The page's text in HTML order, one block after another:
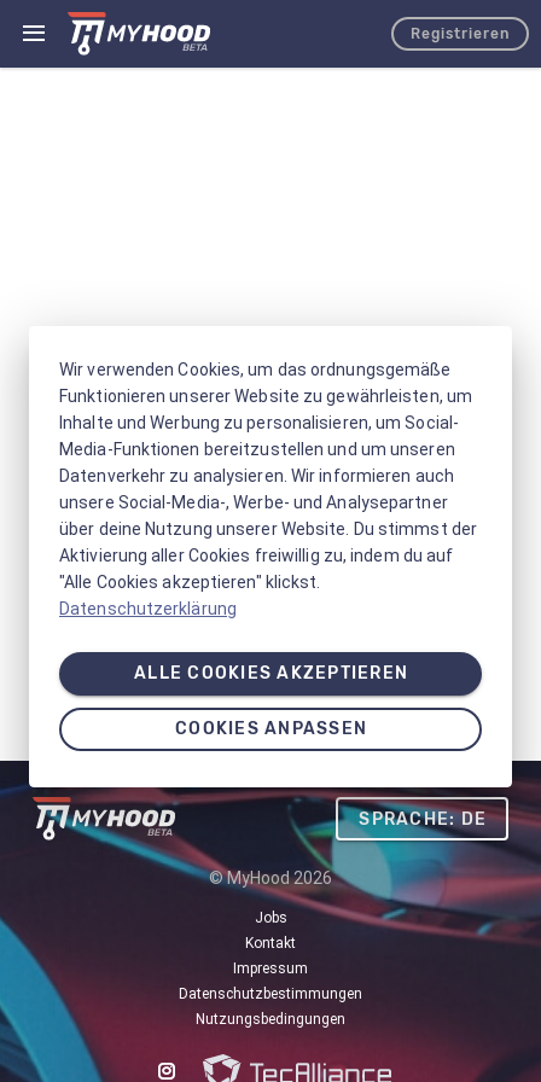
Registrieren
SPRACHE: DE
© MyHood 2026
Jobs
Kontakt
Impressum
Datenschutzbestimmungen
Nutzungsbedingungen
Wir verwenden Cookies, um das ordnungsgemäße
Funktionieren unserer Website zu gewährleisten, um
Inhalte und Werbung zu personalisieren, um Social-
Media-Funktionen bereitzustellen und um unseren
Datenverkehr zu analysieren. Wir informieren auch
unsere Social-Media-, Werbe- und Analysepartner
über deine Nutzung unserer Website. Du stimmst der
Aktivierung aller Cookies freiwillig zu, indem du auf
"Alle Cookies akzeptieren" klickst.
Datenschutzerklärung
ALLE COOKIES AKZEPTIEREN
COOKIES ANPASSEN